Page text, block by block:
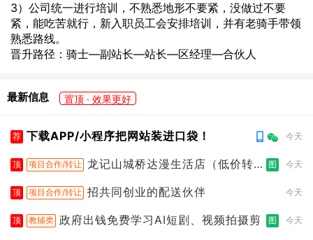
3）公司统一进行培训，不熟悉地形不要紧，没做过不要
紧，能吃苦就行，新入职员工会安排培训，并有老骑手带领
熟悉路线。
晋升路径：骑士—副站长—站长—区经理—合伙人
最新信息 置顶 · 效果更好
荐 下载APP/小程序把网站装进口袋！ 今天
顶 项目合作/转让 龙记山城桥达漫生活店（低价转
图 今天
顶 项目合作/转让 招共同创业的配送伙伴 今天
顶 教辅类 政府出钱免费学习AI短剧、视频拍摄剪 图 今天